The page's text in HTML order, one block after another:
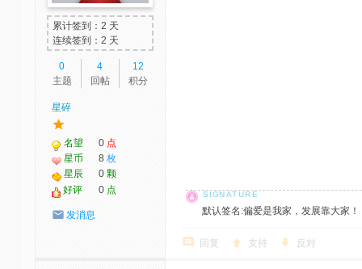
累计签到：2 天
连续签到：2 天
0
主题
4
回帖
12
积分
星碎
名望 0 点
星币
8 枚
星辰
0 颗
好评
0 点
发消息 默认签名:偏爱是我家，发展靠大家
回复 支持 反对